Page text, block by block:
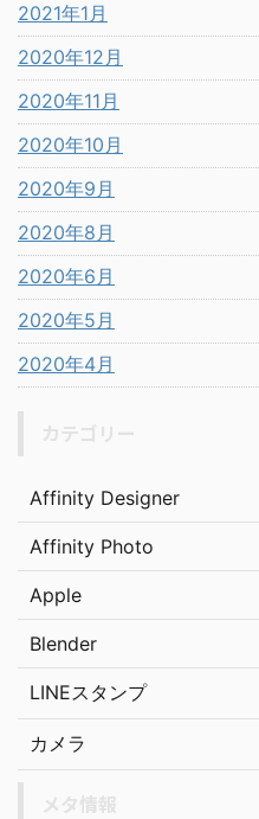
2021年1月
2020年12月
2020年11月
2020年10月
2020年9月
2020年8月
2020年6月
2020年5月
2020年4月
Affinity Designer
Affinity Photo
Apple
Blender
LINEスタンプ
カメラ